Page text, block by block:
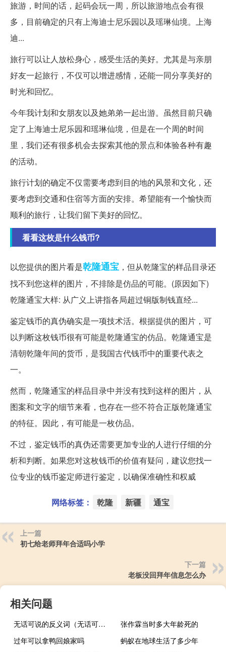
旅游，时间的话，起码会玩一周，所以旅游地点会有很
多，目前确定的只有上海迪士尼乐园以及瑶琳仙境。上海
迪...
旅行可以让人放松身心，感受生活的美好。尤其是与亲朋
好友一起旅行，不仅可以增进感情，还能一同分享美好的
时光和回忆。
今年我计划和女朋友以及她弟弟一起出游。虽然目前只确
定了上海迪士尼乐园和瑶琳仙境，但是在一个周的时间
里，我们还有很多机会去探索其他的景点和体验各种有趣
的活动。
旅行计划的确定不仅需要考虑到目的地的风景和文化，还
要考虑到交通和住宿等方面的安排。希望能有一个愉快而
顺利的旅行，让我们留下美好的回忆。
看看这枚是什么钱币?
以您提供的图片看是乾隆通宝 ，但从乾隆宝的样品目录还
找不到您这样的图片，不排除是仿品的可能。(原因如下)
乾隆通宝大样: 从广义上讲指各局超过铜版制钱直经...
鉴定钱币的真伪确实是一项技术活。根据提供的图片，可
以判断这枚钱币很有可能是乾隆通宝的仿品。乾隆通宝是
清朝乾隆年间的货币，是我国古代钱币中的重要代表之
一。
然而，乾隆通宝的样品目录中并没有找到这样的图片，从
图案和文字的细节来看，也存在一些不符合正版乾隆通宝
的特征。因此，有可能是一枚仿品。
不过，鉴定钱币的真伪还需要更加专业的人进行仔细的分
析和判断。如果您对这枚钱币的价值有疑问，建议您找一
位专业的钱币鉴定师进行鉴定，以确保准确性和权威
网络标签： 乾隆 新疆 通宝
上一篇
初七给老师拜年合适吗小学
下一篇
老板没回拜年信息怎么办
相关问题
无话可说的反义词（无话可说）
张作霖当时多大年龄死的
过年可以拿鸭回娘家吗
蚂蚁在地球生活了多少年